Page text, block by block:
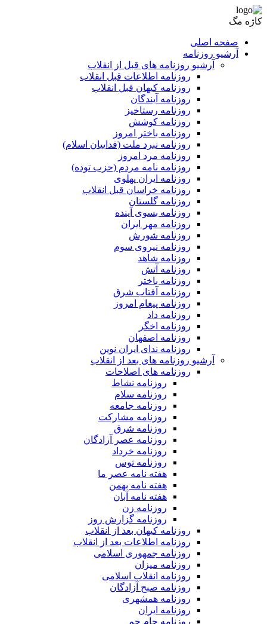
کاژه مگ
صفحه اصلی
آرشیو روزنامه
آرشیو روزنامه های قبل از انقلاب
روزنامه اطلاعات قبل انقلاب
روزنامه کیهان قبل انقلاب
روزنامه آیندگان
روزنامه رستاخیز
روزنامه کوشش
روزنامه باختر امروز
روزنامه نبرد ملت (فداییان اسلام)
روزنامه مرد امروز
روزنامه نامه مردم (حزب توده)
روزنامه ایران پهلوی
روزنامه خراسان قبل انقلاب
روزنامه گلستان
روزنامه بسوی آینده
روزنامه مهر ایران
روزنامه شورش
روزنامه نیروی سوم
روزنامه شاهد
روزنامه آتش
روزنامه باختر
روزنامه آفتاب شرق
روزنامه پیغام امروز
روزنامه داد
روزنامه اخگر
روزنامه اصفهان
روزنامه ندای ایران نوین
آرشیو روزنامه های بعد از انقلاب
روزنامه های اصلاحات
روزنامه نشاط
روزنامه سلام
روزنامه جامعه
روزنامه مشارکت
روزنامه شرق
روزنامه عصر آزادگان
روزنامه خرداد
روزنامه توس
هفته نامه عصر ما
هفته نامه بهمن
هفته نامه آبان
روزنامه زن
روزنامه گزارش روز
روزنامه کیهان بعد از انقلاب
روزنامه اطلاعات بعد از انقلاب
روزنامه جمهوری اسلامی
روزنامه میزان
روزنامه انقلاب اسلامی
روزنامه صبح آزادگان
روزنامه همشهری
روزنامه ایران
روزنامه جام جم